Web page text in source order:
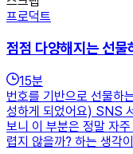
프로덕트
점점 다양해지는 선물
15분
번호를 기반으로 선물하
성하게 되었어요) SNS
보니 이 부분은 정말 자
렵지 않을까? 하는 생각